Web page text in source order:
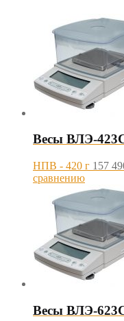
Весы ВЛЭ-
НПВ - 420 г 157
сравнению
Весы ВЛЭ-